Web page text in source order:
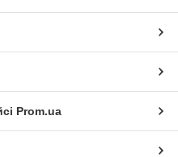
Prom.ua